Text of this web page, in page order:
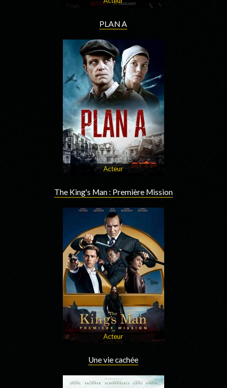
PLAN A
Acteur
The King's Man : Première Mission
Acteur
Une vie cachée